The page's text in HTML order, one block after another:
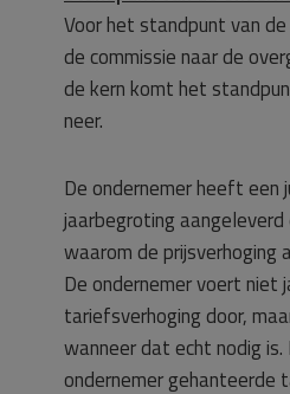
Voor het standpunt van
de commissie naar de
de kern komt het
neer.
De ondernemer heeft een
jaarbegroting
waarom de prijsverhoging
De ondernemer voert niet
tariefsverhoging door,
wanneer dat echt nodig
ondernemer gehanteerde